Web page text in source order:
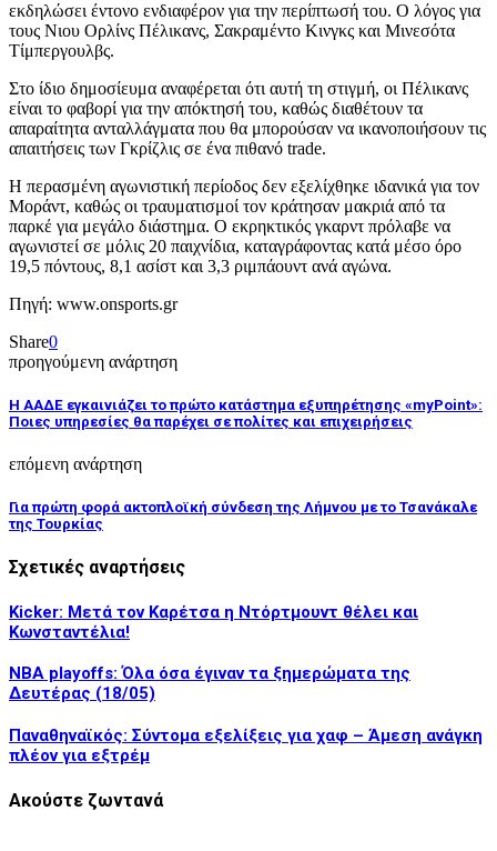
εκδηλώσει έντονο ενδιαφέρον για την περίπτωσή του. Ο λόγος για
τους Νιου Ορλίνς Πέλικανς, Σακραμέντο Κινγκς και Μινεσότα
Τίμπεργουλβς.
Στο ίδιο δημοσίευμα αναφέρεται ότι αυτή τη στιγμή, οι Πέλικανς
είναι το φαβορί για την απόκτησή του, καθώς διαθέτουν τα
απαραίτητα ανταλλάγματα που θα μπορούσαν να ικανοποιήσουν τις
απαιτήσεις των Γκρίζλις σε ένα πιθανό trade.
Η περασμένη αγωνιστική περίοδος δεν εξελίχθηκε ιδανικά για τον
Μοράντ, καθώς οι τραυματισμοί τον κράτησαν μακριά από τα
παρκέ για μεγάλο διάστημα. Ο εκρηκτικός γκαρντ πρόλαβε να
αγωνιστεί σε μόλις 20 παιχνίδια, καταγράφοντας κατά μέσο όρο
19,5 πόντους, 8,1 ασίστ και 3,3 ριμπάουντ ανά αγώνα.
Πηγή: www.onsports.gr
Share0
προηγούμενη ανάρτηση
Η ΑΑΔΕ εγκαινιάζει το πρώτο κατάστημα εξυπηρέτησης «myPoint»:
Ποιες υπηρεσίες θα παρέχει σε πολίτες και επιχειρήσεις
επόμενη ανάρτηση
Για πρώτη φορά ακτοπλοϊκή σύνδεση της Λήμνου με το Τσανάκαλε
της Τουρκίας
Σχετικές αναρτήσεις
Kicker: Μετά τον Καρέτσα η Ντόρτμουντ θέλει και
Κωνσταντέλια!
NBA playoffs: Όλα όσα έγιναν τα ξημερώματα της
Δευτέρας (18/05)
Παναθηναϊκός: Σύντομα εξελίξεις για χαφ – Άμεση ανάγκη
πλέον για εξτρέμ
Ακούστε ζωντανά